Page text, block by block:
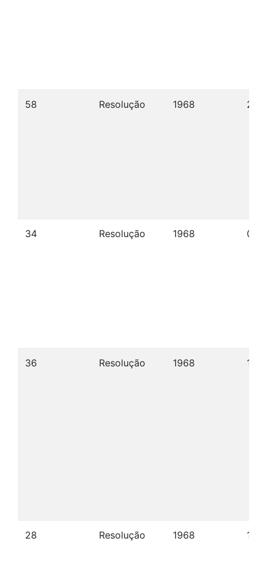
58 Resolução 1968 28/
34 Resolução 1968 03/
36 Resolução 1968 17/
28 Resolução 1968 11/